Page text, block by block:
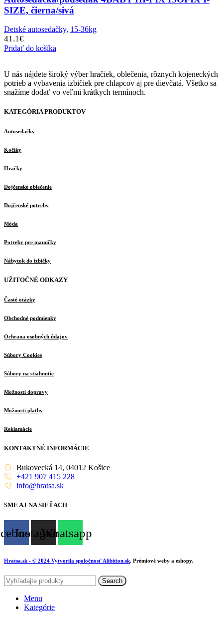
SIZE, čierna/sivá
Detské autosedačky, 15-36kg
41.1€
Pridať do košíka
U nás nájdete široký výber hračiek, oblečenia, rôznych kojeneckých
potrieb a vybavenia izbičiek pre chlapcov aj pre dievčatá. Všetko sa
snažíme dodať vo veľmi krátkych termínoch.
KATEGÓRIA PRODUKTOV
Autosedačky
Kočíky
Hračky
Dojčenské oblečenie
Dojčenské potreby
Móda
Potreby pre mamičky
Nábytok do izbičky
UŽITOČNÉ ODKAZY
Časté otázky
Obchodné podmienky
Ochrana osobných údajov
Súbory Cookies
Súbory na stiahnutie
Možnosti dopravy
Možnosti platby
Reklamácie
KONTAKTNÉ INFORMÁCIE
Bukovecká 14, 04012 Košice
+421 907 415 228
info@hratsa.sk
SME AJ NA SIEŤACH
InstagramWhatsapp
Hratsa.sk - © 2024 Vytvorila spoločnosť Alibition.sk. Prémiové weby a eshopy.
Search
Menu
Kategórie